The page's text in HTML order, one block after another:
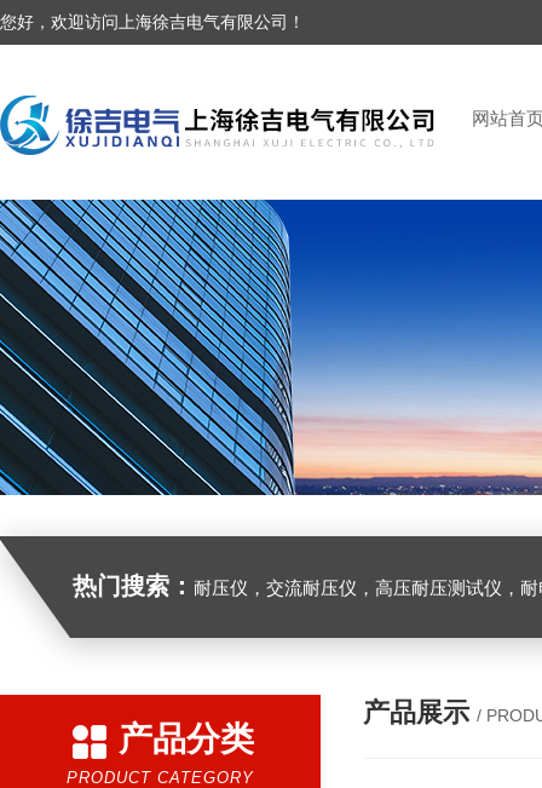
您好，欢迎访问上海徐吉电气有限公司！
网站首
热门搜索： 耐压仪，交流耐压仪，高压耐压测试仪，
产品分类
PRODUCT CATEGORY
产品展示 /